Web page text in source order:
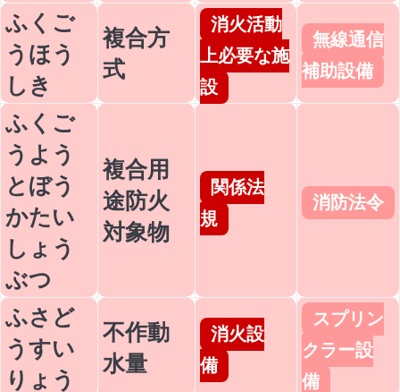
ふくご
うほう
しき
複合方
式
消火活動
上必要な施
設
無線通信
補助設備
ふくご
うよう
とぼう
かたい
しょう
ぶつ
複合用
途防火
対象物
関係法
規
消防法令
ふさど
うすい
りょう
不作動
水量
消火設
備
スプリン
クラー設
備